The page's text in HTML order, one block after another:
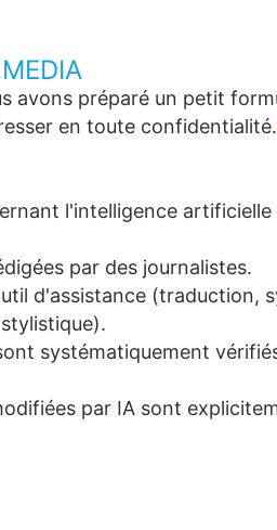
avons préparé un petit
en toute confidentialité.
l'intelligence artificielle
par des journalistes.
d'assistance (traduction,
systématiquement
par IA sont